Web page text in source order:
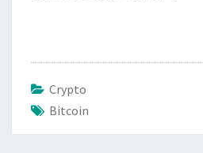
Crypto
Bitcoin